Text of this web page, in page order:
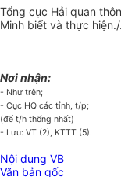
Tổng cục Hải quan
Minh biết và thực hiện./.
Nơi nhận:
- Như trên;
- Cục HQ các tỉnh, t/p;
(để t/h thống nhất)
- Lưu: VT (2), KTTT (5).
Nội dung VB
Văn bản gốc